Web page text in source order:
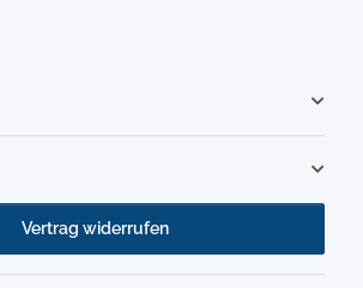
Vertrag widerrufen